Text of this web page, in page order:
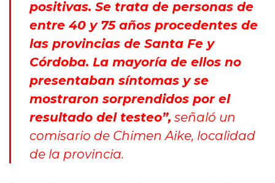
positivas. Se trata de personas de
entre 40 y 75 años procedentes de
las provincias de Santa Fe y
Córdoba. La mayoría de ellos no
presentaban síntomas y se
mostraron sorprendidos por el
resultado del testeo”, señaló un
comisario de Chimen Aike, localidad
de la provincia.